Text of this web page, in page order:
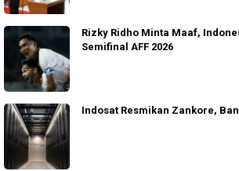
Rizky Ridho Minta Maaf,
Semifinal AFF 2026
Indosat Resmikan Zankore,